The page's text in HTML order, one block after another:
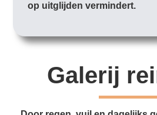
op uitglijden vermindert.
Galerij